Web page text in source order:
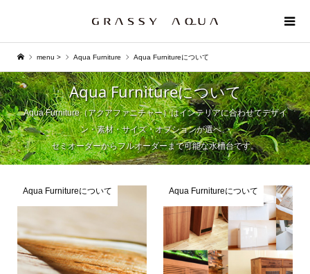
menu > Aqua Furniture Aqua Furnitureについて
Aqua Furnitureについて
Aqua Furniture（アクアファニチャー）はインテリアに合わせてデザイ
ン・素材・サイズ・オプションが選べ、
セミオーダーからフルオーダーまで可能な水槽台です。
Aqua Furnitureについて Aqua Furnitureについて